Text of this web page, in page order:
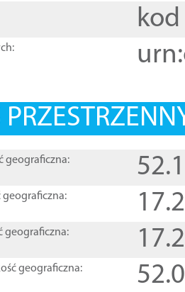
kod
geograficzna:
geograficzna:
geograficzna:
geograficzna: